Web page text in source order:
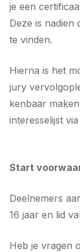
je een
Deze is nadien
te vinden.
Hierna is het
jury
kenbaar
interesselijst
Start
Deelnemers
16 jaar en lid
Heb je vragen